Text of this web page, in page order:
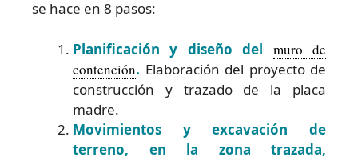
se hace en 8 pasos:
Planificación y diseño del muro de
contención. Elaboración del proyecto de
construcción y trazado de la placa
madre.
Movimientos y excavación de
terreno, en la zona trazada,